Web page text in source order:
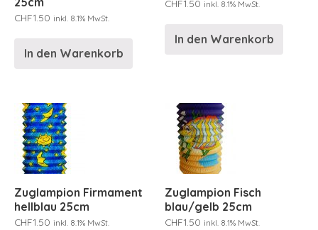
CHF1.50 inkl. 8.1% MwSt.
In den Warenkorb
CHF1.50 inkl. 8.1% MwSt.
In den Warenkorb
Zuglampion Firmament
hellblau 25cm
CHF1.50 inkl. 8.1% MwSt.
Zuglampion Fisch
blau/gelb 25cm
CHF1.50 inkl. 8.1% MwSt.